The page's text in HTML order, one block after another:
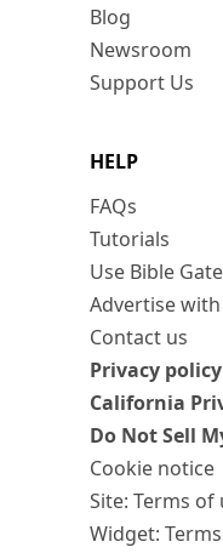
Blog
Newsroom
Support Us
HELP
FAQs
Tutorials
Use Bible
Advertise
Contact us
Privacy policy
California
Do Not Sell
Cookie notice
Site: Terms of
Widget: